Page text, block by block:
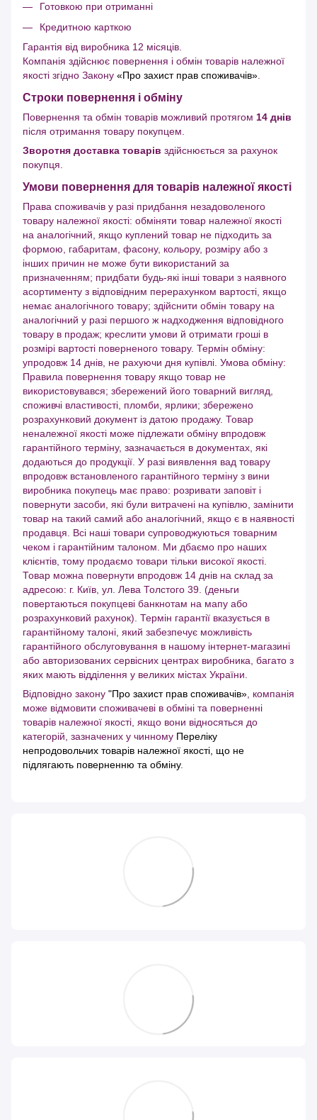
Готовкою при отриманні
Кредитною карткою
Гарантія від виробника 12 місяців.
Компанія здійснює повернення і обмін товарів належної
якості згідно Закону «Про захист прав споживачів»
Строки повернення і обміну
Повернення та обмін товарів можливий протягом 14 днів
після отримання товару покупцем.
Зворотня доставка товарів здійснюється за рахунок
покупця.
Умови повернення для товарів належної якості
Права споживачів у разі придбання незадоволеного
товару належної якості: обміняти товар належної якості
на аналогічний, якщо куплений товар не підходить за
формою, габаритам, фасону, кольору, розміру або з
інших причин не може бути використаний за
призначенням; придбати будь-які інші товари з наявного
асортименту з відповідним перерахунком вартості, якщо
немає аналогічного товару; здійснити обмін товару на
аналогічний у разі першого ж надходження відповідного
товару в продаж; креслити умови й отримати гроші в
розмірі вартості поверненого товару. Термін обміну:
упродовж 14 днів, не рахуючи дня купівлі. Умова обміну:
Правила повернення товару якщо товар не
використовувався; збережений його товарний вигляд,
споживчі властивості, пломби, ярлики; збережено
розрахунковий документ із датою продажу. Товар
неналежної якості може підлежати обміну впродовж
гарантійного терміну, зазначається в документах, які
додаються до продукції. У разі виявлення вад товару
впродовж встановленого гарантійного терміну з вини
виробника покупець має право: розривати заповіт і
повернути засоби, які були витрачені на купівлю, замінити
товар на такий самий або аналогічний, якщо є в наявності
продавця. Всі наші товари супроводжуються товарним
чеком і гарантійним талоном. Ми дбаємо про наших
клієнтів, тому продаємо товари тільки високої якості.
Товар можна повернути впродовж 14 днів на склад за
адресою: г. Київ, ул. Лева Толстого 39. (деньги
повертаються покупцеві банкнотам на мапу або
розрахунковий рахунок). Термін гарантії вказується в
гарантійному талоні, який забезпечує можливість
гарантійного обслуговування в нашому інтернет-магазині
або авторизованих сервісних центрах виробника, багато з
яких мають відділення у великих містах України.
Відповідно закону "Про захист прав споживачів» , компанія
може відмовити споживачеві в обміні та поверненні
товарів належної якості, якщо вони відносяться до
категорій, зазначених у чинному Переліку
непродовольчих товарів належної якості, що не
підлягають поверненню та обміну.